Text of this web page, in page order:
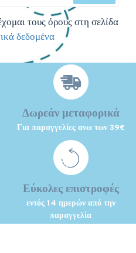
τους όρους στη σελίδα
δεδομένα
Δωρεάν μεταφορικά
Για παραγγελίες ανω των 39€
Εύκολες επιστροφές
εντός 14 ημερών από την
παραγγελία